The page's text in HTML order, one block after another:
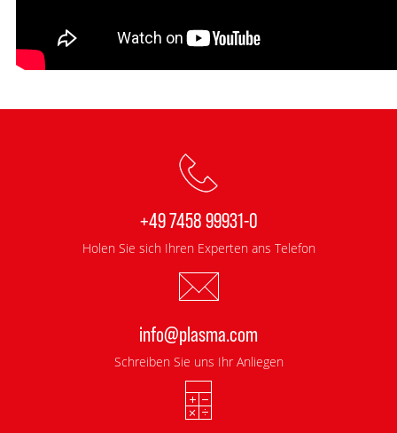
+49 7458 99931-0
Holen Sie sich Ihren Experten ans Telefon
info@plasma.com
Schreiben Sie uns Ihr Anliegen